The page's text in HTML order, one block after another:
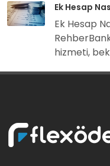
Ek Hesap
Ek Hesap
hizmeti,